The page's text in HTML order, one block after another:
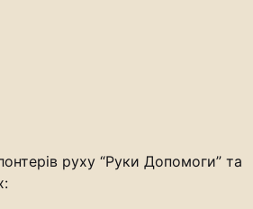
руху “Руки Допомоги” та